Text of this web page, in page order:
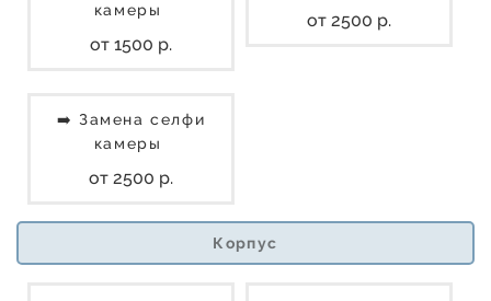
камеры
от 1500 р.
от 2500 р.
➡️ Замена селфи
камеры
от 2500 р.
Корпус